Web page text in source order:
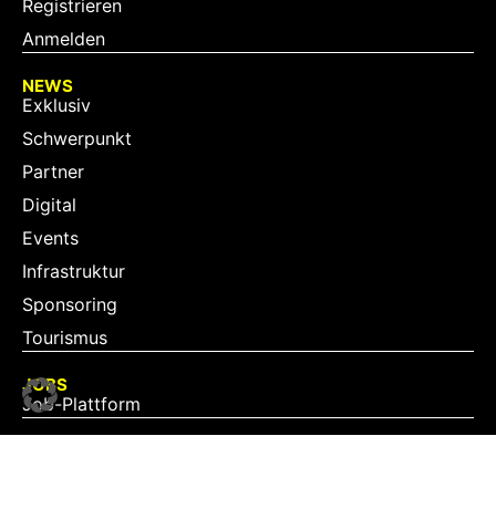
Registrieren
Anmelden
NEWS
Exklusiv
Schwerpunkt
Partner
Digital
Events
Infrastruktur
Sponsoring
Tourismus
JOBS
Job-Plattform